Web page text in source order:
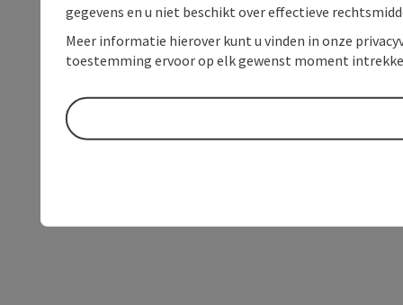
gegevens en u niet beschikt over effectieve
Meer informatie hierover kunt u vinden in onze
toestemming ervoor op elk gewenst moment